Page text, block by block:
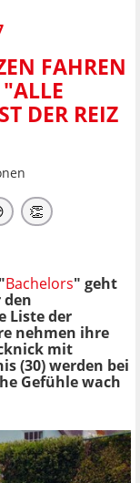
FAHREN
DER REIZ
👏
Bachelors" geht
Liste der
nehmen ihre
mit
(30) werden bei
Gefühle wach